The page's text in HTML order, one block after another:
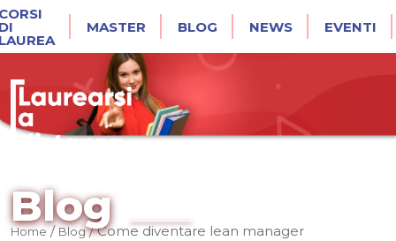
MASTER BLOG NEWS EVENTI
Blog
Home/Blog/Come diventare lean manager